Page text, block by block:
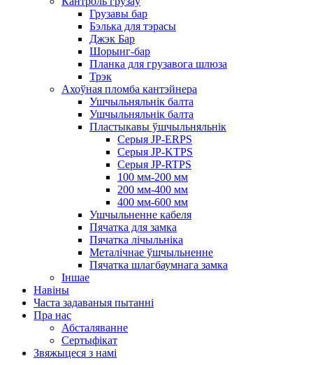
Грузавы бар
Бэлька для тэрасы
Джэк Бар
Шорынг-бар
Планка для грузавога шлюза
Трэк
Ахоўная пломба кантэйнера
Ушчыльняльнік балта
Ушчыльняльнік балта
Пластыкавы ўшчыльняльнік
Серыя JP-ERPS
Серыя JP-KTPS
Серыя JP-RTPS
100 мм-200 мм
200 мм-400 мм
400 мм-600 мм
Ушчыльненне кабеля
Пячатка для замка
Пячатка лічыльніка
Металічнае ўшчыльненне
Пячатка шлагбаумнага замка
Іншае
Навіны
Часта задаваныя пытанні
Пра нас
Абсталяванне
Сертыфікат
Звяжыцеся з намі